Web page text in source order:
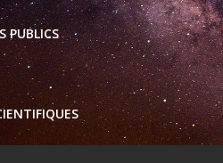
PUBLICS